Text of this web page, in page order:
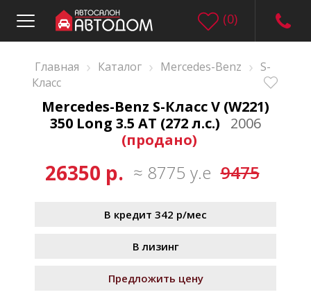
(0)
Главная › Каталог › Mercedes-Benz › S-
Класс
Mercedes-Benz S-Класс V (W221)
350 Long 3.5 AT (272 л.с.)
2006
(продано)
26350 р. ≈ 8775 у.е 9475
В кредит 342 р/мес
В лизинг
Предложить цену